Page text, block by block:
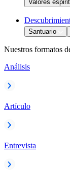
Valores
Santuario
Nuestros formatos
Análisis
Artículo
Entrevista